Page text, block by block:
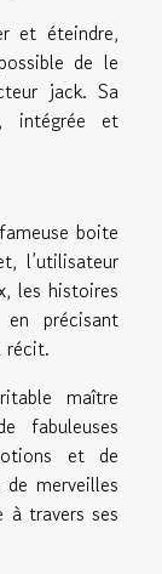
et éteindre,
de le
jack. Sa
intégrée et
boite
l’utilisateur
les histoires
précisant
récit.
maître
fabuleuses
et de
merveilles
à travers ses